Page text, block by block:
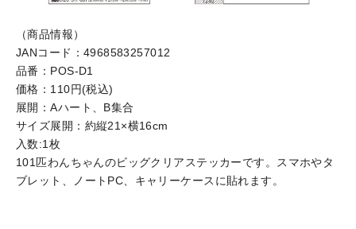
（商品情報）
JANコード：4968583257012
品番：POS-D1
価格：110円(税込)
展開：Aハート、B集合
サイズ展開：約縦21×横16cm
入数:1枚
101匹わんちゃんのビッグクリアステッカーです。スマホやタ
ブレット、ノートPC、キャリーケースに貼れます。